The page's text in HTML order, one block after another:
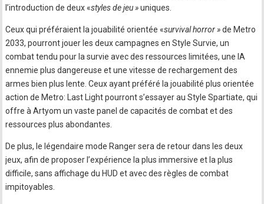
l’introduction de deux «styles de jeu »uniques.
Ceux qui préféraient la jouabilité orientée «survival horror »de Metro
2033, pourront jouer les deux campagnes en Style Survie, un
combat tendu pour la survie avec des ressources limitées, une IA
ennemie plus dangereuse et une vitesse de rechargement des
armes bien plus lente. Ceux ayant préféré la jouabilité plus orientée
action de Metro: Last Light pourront s’essayer au Style Spartiate, qui
offre à Artyom un vaste panel de capacités de combat et des
ressources plus abondantes.
De plus, le légendaire mode Ranger sera de retour dans les deux
jeux, afin de proposer l’expérience la plus immersive et la plus
difficile, sans affichage du HUD et avec des règles de combat
impitoyables.